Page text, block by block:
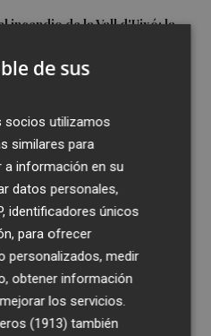
incendio de la Vall d'Uixó: la
a 24 nuevas
de mayores y personas
podría duplicarse por el
de desplazamientos
horas "vitales" en
aéreos
de sus
socios utilizamos
similares para
a información en su
datos personales,
identificadores únicos
para ofrecer
personalizados, medir
obtener información
los servicios.
(1913) también